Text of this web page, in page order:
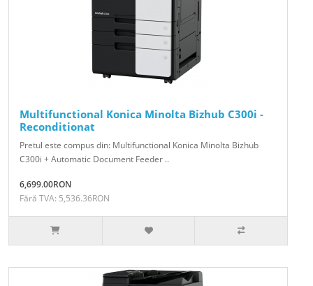
Multifunctional Konica Minolta Bizhub C300i -
Reconditionat
Pretul este compus din: Multifunctional Konica Minolta Bizhub
C300i + Automatic Document Feeder ..
6,699.00RON
Fără TVA: 5,536.36RON